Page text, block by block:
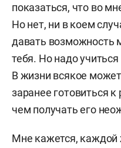
показаться, что во
Но нет, ни в коем
давать возможность
тебя. Но надо
В жизни всякое
заранее готовиться
чем получать его
Мне кажется, каждой